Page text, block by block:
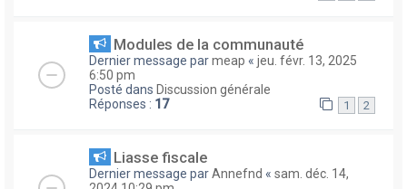
Modules de la communauté
Dernier message parmeap « jeu. févr. 13, 2025
6:50 pm
Posté dans Discussion générale
Réponses : 17 1 2
Liasse fiscale
Dernier message parAnnefnd « sam. déc. 14,